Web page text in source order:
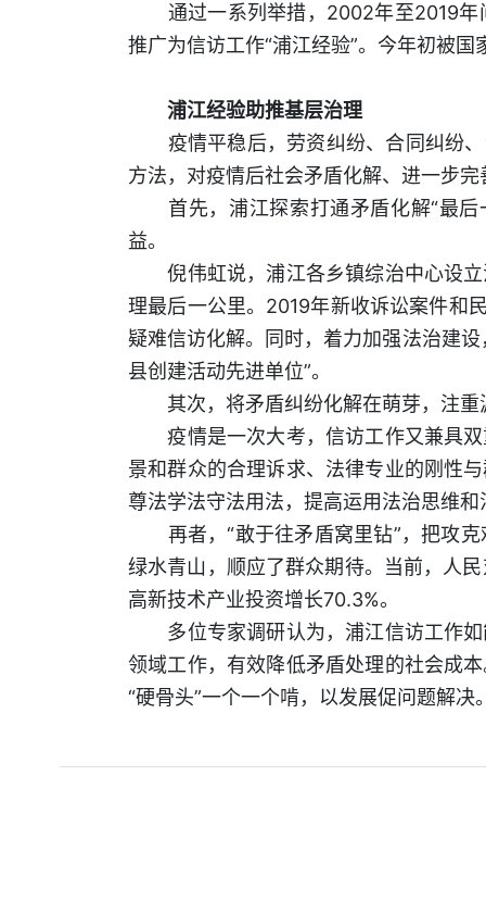
通过一系列举措，2002年至2019年
推广为信访工作“浦江经验”。今年初被
浦江经验助推基层治理
疫情平稳后，劳资纠纷、合同纠纷、
方法，对疫情后社会矛盾化解、进一步
首先，浦江探索打通矛盾化解“最后
益。
倪伟虹说，浦江各乡镇综治中心设立
理最后一公里。2019年新收诉讼案件和
疑难信访化解。同时，着力加强法治建
县创建活动先进单位”。
其次，将矛盾纠纷化解在萌芽，注重
疫情是一次大考，信访工作又兼具双
景和群众的合理诉求、法律专业的刚性
尊法学法守法用法，提高运用法治思维
再者，“敢于往矛盾窝里钻”，把攻克
绿水青山，顺应了群众期待。当前，人
高新技术产业投资增长70.3%。
多位专家调研认为，浦江信访工作如
领域工作，有效降低矛盾处理的社会成
“硬骨头”一个一个啃，以发展促问题解决